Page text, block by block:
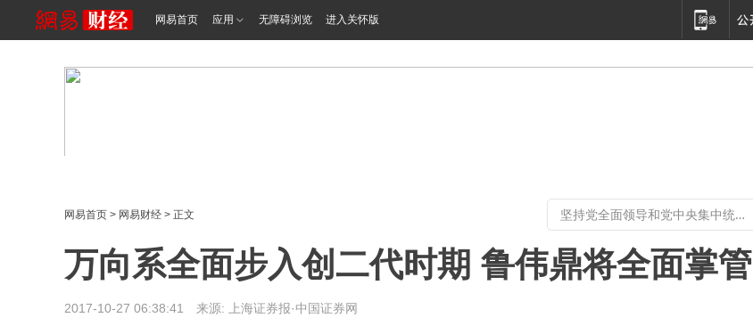
网易首页 应用 无障碍浏览 进入关怀版
网易首页 > 网易财经 > 正文
万向系全面步入创二代时期 鲁伟鼎将全面掌管
2017-10-27 06:38:41 来源: 上海证券报·中国证券网